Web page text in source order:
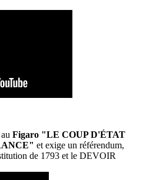
Figaro "LE COUP D'ÉTAT
et exige un référendum,
de 1793 et le DEVOIR